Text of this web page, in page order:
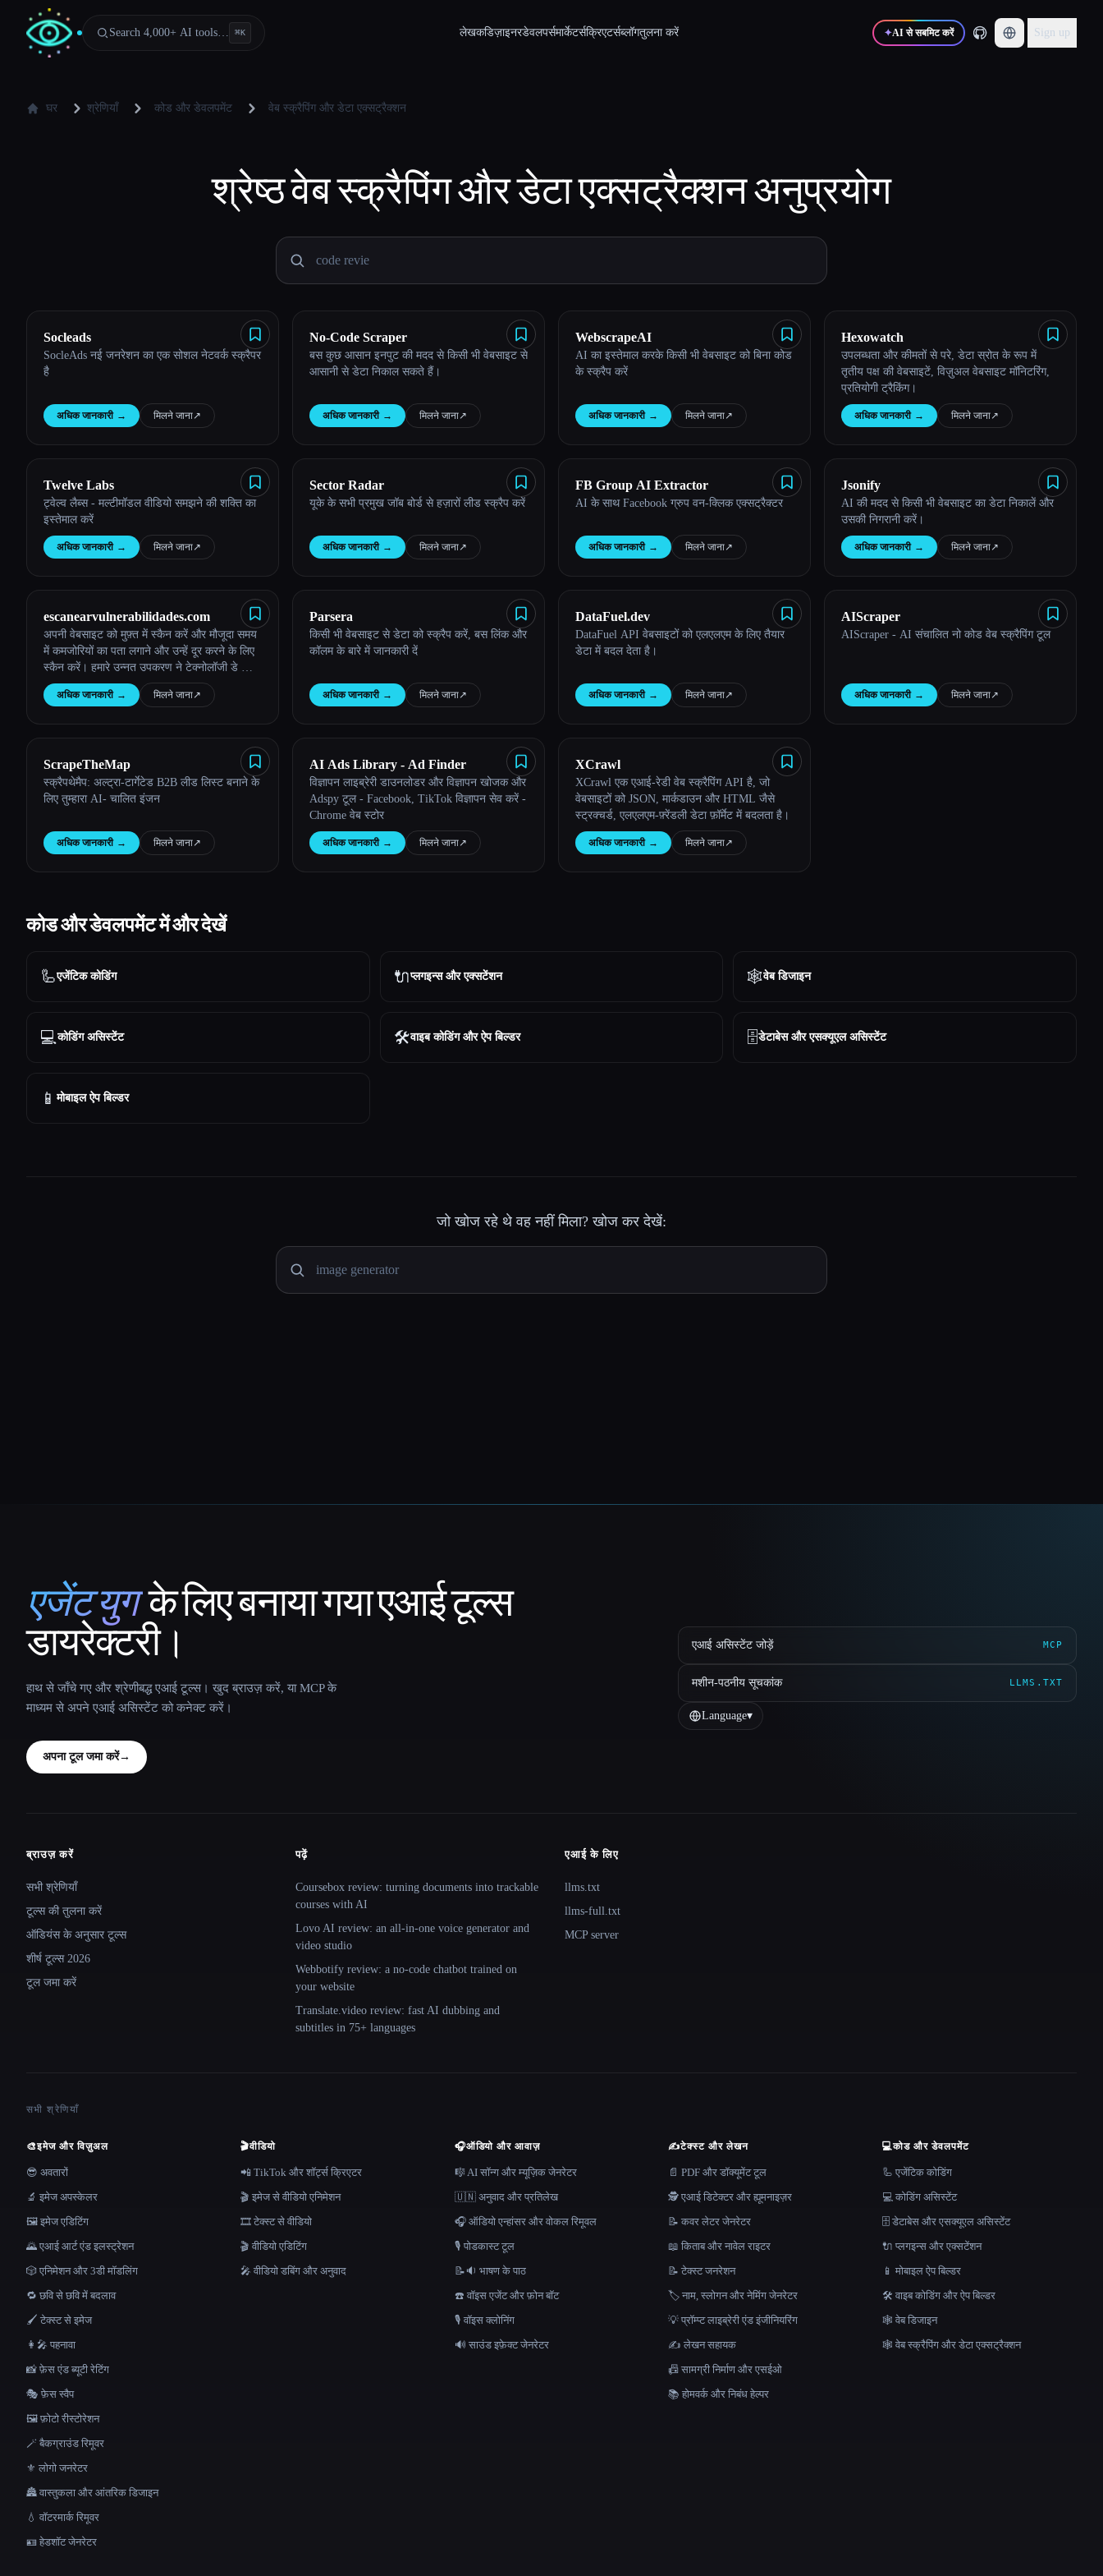
Search 4,000+ AI tools… ⌘K लेखकडिज़ाइनरडेवलपर्समार्केटर्सक्रिएटर्सब्लॉगतुलना करें ✦AI से सबमिट करें Sign up
घर श्रेणियाँ कोड और डेवलपमेंट वेब स्क्रैपिंग और डेटा एक्सट्रैक्शन
श्रेष्ठवेब स्क्रैपिंग और डेटा एक्सट्रैक्शनअनुप्रयोग
Socleads
SocleAds नई जनरेशन का एक सोशल नेटवर्क स्क्रैपर
है
अधिक जानकारी → मिलने जाना↗︎
No-Code Scraper
बस कुछ आसान इनपुट की मदद से किसी भी वेबसाइट से
आसानी से डेटा निकाल सकते हैं।
अधिक जानकारी → मिलने जाना↗︎
WebscrapeAI
AI का इस्तेमाल करके किसी भी वेबसाइट को बिना कोड
के स्क्रैप करें
अधिक जानकारी → मिलने जाना↗︎
Hexowatch
उपलब्धता और कीमतों से परे, डेटा स्रोत के रूप में
तृतीय पक्ष की वेबसाइटें, विज़ुअल वेबसाइट मॉनिटरिंग,
प्रतियोगी ट्रैकिंग।
अधिक जानकारी → मिलने जाना↗︎
Twelve Labs
ट्वेल्व लैब्स - मल्टीमॉडल वीडियो समझने की शक्ति का
इस्तेमाल करें
अधिक जानकारी → मिलने जाना↗︎
Sector Radar
यूके के सभी प्रमुख जॉब बोर्ड से हज़ारों लीड स्क्रैप करें
अधिक जानकारी → मिलने जाना↗︎
FB Group AI Extractor
AI के साथ Facebook ग्रुप वन-क्लिक एक्सट्रैक्टर
अधिक जानकारी → मिलने जाना↗︎
Jsonify
AI की मदद से किसी भी वेबसाइट का डेटा निकालें और
उसकी निगरानी करें।
अधिक जानकारी → मिलने जाना↗︎
escanearvulnerabilidades.com
अपनी वेबसाइट को मुफ़्त में स्कैन करें और मौजूदा समय
में कमजोरियों का पता लगाने और उन्हें दूर करने के लिए
स्कैन करें। हमारे उन्नत उपकरण ने टेक्नोलॉजी डे आईए
पैरा इंटीग्रल प्रोटेक्शन का इस्तेमाल किया।
अधिक जानकारी → मिलने जाना↗︎
Parsera
किसी भी वेबसाइट से डेटा को स्क्रैप करें, बस लिंक और
कॉलम के बारे में जानकारी दें
अधिक जानकारी → मिलने जाना↗︎
DataFuel.dev
DataFuel API वेबसाइटों को एलएलएम के लिए तैयार
डेटा में बदल देता है।
अधिक जानकारी → मिलने जाना↗︎
AIScraper
AIScraper - AI संचालित नो कोड वेब स्क्रैपिंग टूल
अधिक जानकारी → मिलने जाना↗︎
ScrapeTheMap
स्क्रैपथेमैप: अल्ट्रा-टार्गेटेड B2B लीड लिस्ट बनाने के
लिए तुम्हारा AI- चालित इंजन
अधिक जानकारी → मिलने जाना↗︎
AI Ads Library - Ad Finder
विज्ञापन लाइब्रेरी डाउनलोडर और विज्ञापन खोजक और
Adspy टूल - Facebook, TikTok विज्ञापन सेव करें -
Chrome वेब स्टोर
अधिक जानकारी → मिलने जाना↗︎
XCrawl
XCrawl एक एआई-रेडी वेब स्क्रैपिंग API है, जो
वेबसाइटों को JSON, मार्कडाउन और HTML जैसे
स्ट्रक्चर्ड, एलएलएम-फ़्रेंडली डेटा फ़ॉर्मेट में बदलता है।
अधिक जानकारी → मिलने जाना↗︎
कोड और डेवलपमेंट में और देखें
🦾एजेंटिक कोडिंग 🔌प्लगइन्स और एक्सटेंशन 🕸वेब डिजाइन
💻कोडिंग असिस्टेंट 🛠️वाइब कोडिंग और ऐप बिल्डर 🗄️डेटाबेस और एसक्यूएल असिस्टेंट
📱 मोबाइल ऐप बिल्डर
जो खोज रहे थे वह नहीं मिला? खोज कर देखें:
That AI Collection
एजेंट युग के लिए बनाया गया एआई टूल्स
डायरेक्टरी।
हाथ से जाँचे गए और श्रेणीबद्ध एआई टूल्स। खुद ब्राउज़ करें, या MCP के
माध्यम से अपने एआई असिस्टेंट को कनेक्ट करें।
अपना टूल जमा करें→
एआई असिस्टेंट जोड़ें MCP
मशीन-पठनीय सूचकांक LLMS.TXT
Language▾
Site navigation
ब्राउज़ करें
सभी श्रेणियाँ
टूल्स की तुलना करें
ऑडियंस के अनुसार टूल्स
शीर्ष टूल्स 2026
टूल जमा करें
पढ़ें
Coursebox review: turning documents into trackable
courses with AI
Lovo AI review: an all-in-one voice generator and
video studio
Webbotify review: a no-code chatbot trained on
your website
Translate.video review: fast AI dubbing and
subtitles in 75+ languages
एआई के लिए
llms.txt
llms-full.txt
MCP server
सभी श्रेणियाँ
🎨इमेज और विज़ुअल
😎 अवतारों
🔬 इमेज अपस्केलर
🖼️ इमेज एडिटिंग
🌄 एआई आर्ट एंड इलस्ट्रेशन
🎲 एनिमेशन और 3डी मॉडलिंग
🔁 छवि से छवि में बदलाव
🖌️ टेक्स्ट से इमेज
👩‍🎤 पहनावा
📸 फ़ेस एंड ब्यूटी रेटिंग
🎭 फ़ेस स्वैप
🖼️ फ़ोटो रीस्टोरेशन
🪄 बैकग्राउंड रिमूवर
⚜️ लोगो जनरेटर
🏯 वास्तुकला और आंतरिक डिजाइन
💧 वॉटरमार्क रिमूवर
🪪 हेडशॉट जेनरेटर
🎬वीडियो
📲 TikTok और शॉर्ट्स क्रिएटर
🎬 इमेज से वीडियो एनिमेशन
🎞️ टेक्स्ट से वीडियो
🎬 वीडियो एडिटिंग
🎤 वीडियो डबिंग और अनुवाद
🎧ऑडियो और आवाज़
🎼 AI सॉन्ग और म्यूज़िक जेनरेटर
🇺🇳 अनुवाद और प्रतिलेख
🎧 ऑडियो एन्हांसर और वोकल रिमूवल
🎙️ पोडकास्ट टूल
📝🔉 भाषण के पाठ
☎️ वॉइस एजेंट और फ़ोन बॉट
🎙️ वॉइस क्लोनिंग
🔊 साउंड इफ़ेक्ट जेनरेटर
✍️टेक्स्ट और लेखन
📄 PDF और डॉक्यूमेंट टूल
🕵️ एआई डिटेक्टर और ह्यूमनाइज़र
📝 कवर लेटर जेनरेटर
📖 किताब और नावेल राइटर
📝 टेक्स्ट जनरेशन
🏷️ नाम, स्लोगन और नेमिंग जेनरेटर
💡 प्रॉम्प्ट लाइब्रेरी एंड इंजीनियरिंग
✍️ लेखन सहायक
📠 सामग्री निर्माण और एसईओ
📚 होमवर्क और निबंध हेल्पर
💻कोड और डेवलपमेंट
🦾 एजेंटिक कोडिंग
💻 कोडिंग असिस्टेंट
🗄️ डेटाबेस और एसक्यूएल असिस्टेंट
🔌 प्लगइन्स और एक्सटेंशन
📱 मोबाइल ऐप बिल्डर
🛠️ वाइब कोडिंग और ऐप बिल्डर
🕸 वेब डिजाइन
🕸️ वेब स्क्रैपिंग और डेटा एक्सट्रैक्शन